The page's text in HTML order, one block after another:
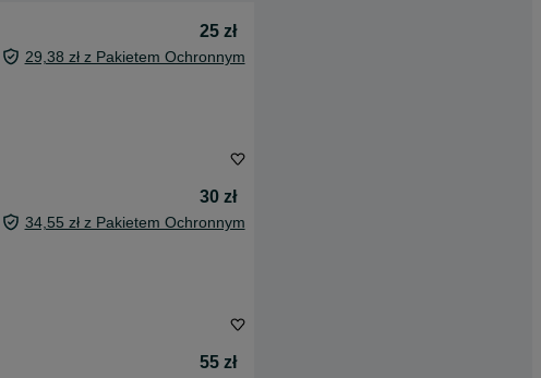
25 zł
29,38 zł z Pakietem Ochronnym
30 zł
34,55 zł z Pakietem Ochronnym
55 zł